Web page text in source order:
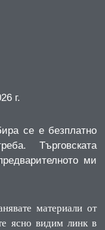
г.
се е безплатно
Търговската
ми
материали от
ясно видим линк в